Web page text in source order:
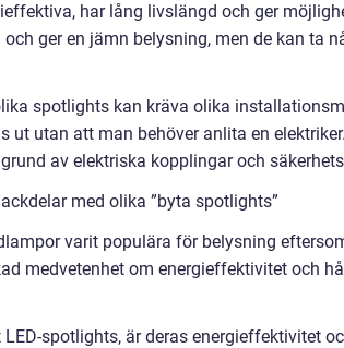
har lång livslängd och ger
ger en jämn belysning, men de kan ta
spotlights kan kräva olika
ut utan att man behöver anlita en
av elektriska kopplingar och
med olika ”byta spotlights”
varit populära för belysning
medvetenhet om energieffektivitet och
spotlights, är deras energieffektivitet